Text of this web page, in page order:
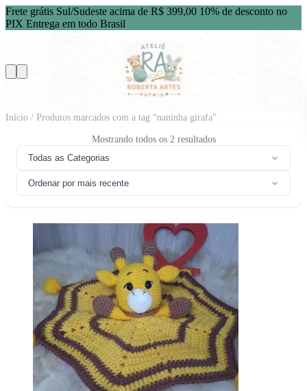
Frete grátis Sul/Sudeste acima de R$ 399,00 10% de desconto no
PIX Entrega em todo Brasil
Início / Produtos marcados com a tag “naninha girafa”
Mostrando todos os 2 resultadosClassificado
recente
Todas as Categorias
Ordenar por mais recente